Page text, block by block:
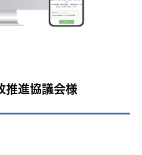
推進協議会様